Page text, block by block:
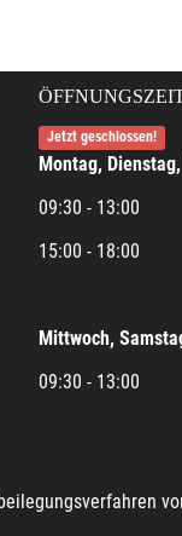
Jetzt geschlossen!
Montag,
09:30 - 13:00
15:00 - 18:00
Mittwoch,
09:30 - 13:00